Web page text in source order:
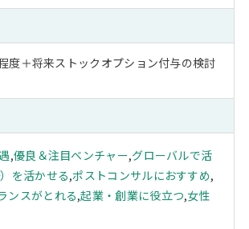
度＋将来ストックオプション付与の検討
,優良＆注目ベンチャー,グローバルで活
を活かせる,ポストコンサルにおすすめ,
ンスがとれる,起業・創業に役立つ,女性